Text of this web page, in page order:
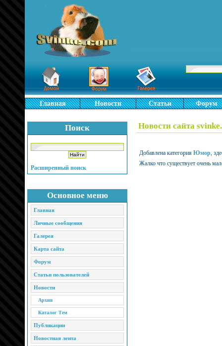
Главная Новости Статьи Форум
Поиск
Расширенный поиск
Основное меню
Главная
Личные сообщения
Галерея
Карта сайта
Форум
Статьи пользователей
Новости
Архив
Каталог Тем
Публикации
Новостная лента
Новости сайта
Добавлена категория Юмор,
Жалко что существует очень